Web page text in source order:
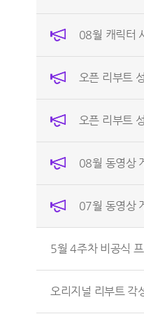
08월 캐릭터
오픈 리부트
오픈 리부트
08월 동영상
07월 동영상
5월 4주차 비공식
오리지널 리부트 각